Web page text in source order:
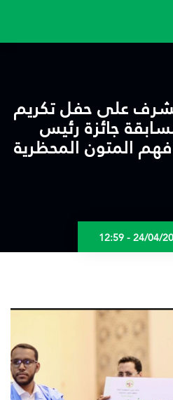
المحتوى
على حفل تكريم
جائزة رئيس
المتون المحظرية